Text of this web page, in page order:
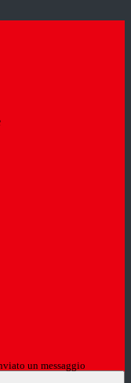
un messaggio